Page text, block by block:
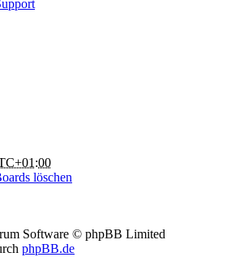
löschen
Software © phpBB Limited
phpBB.de